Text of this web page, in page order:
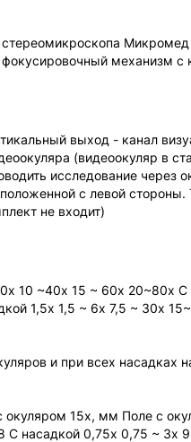
фокусировочный механизм
выход - канал
(видеоокуляр в
исследование через
с левой
не входит)
10 ~40х 15 ~ 60х 20~80х С
1,5х 1,5 ~ 6х 7,5 ~ 30х
и при всех насадках
окуляром 15х, мм Поле с
С насадкой 0,75х 0,75 ~ 3х